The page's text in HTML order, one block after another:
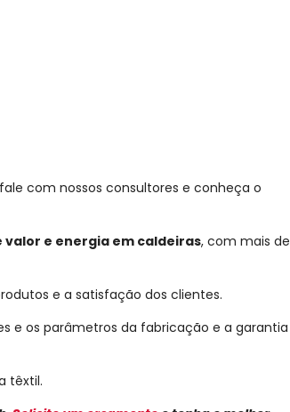
com nossos consultores e conheça o
e energia em caldeiras, com mais de
e a satisfação dos clientes.
e os parâmetros da fabricação e a garantia
têxtil.